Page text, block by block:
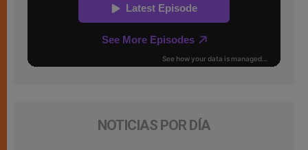
NOTICIAS POR DÍA